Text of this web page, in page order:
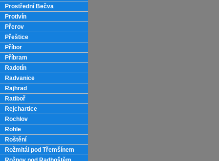
Prostřední Bečva
Protivín
Přerov
Přeštice
Příbor
Příbram
Radotín
Radvanice
Rajhrad
Ratiboř
Rejchartice
Rochlov
Rohle
Roštění
Rožmitál pod Třemšínem